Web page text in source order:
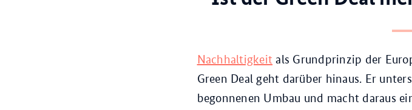
Nachhaltigkeit als Grundprinzip der
Green Deal geht darüber hinaus. Er
begonnenen Umbau und macht daraus